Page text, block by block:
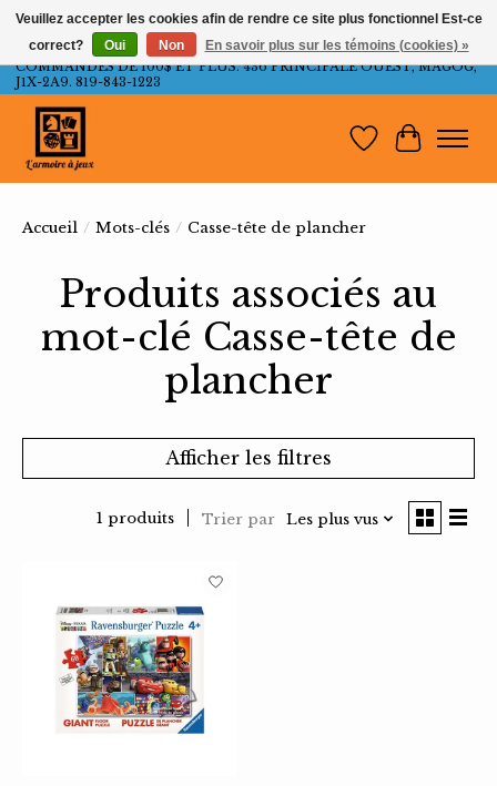
LIVRAISON GRATUITE AU QUÉBEC ET ONTARIO POUR LES
COMMANDES DE 100$ ET PLUS. 436 PRINCIPALE OUEST, MAGOG,
J1X-2A9. 819-843-1223
Liste dePanier
Accueil / Mots-clés / Casse-tête de plancher
Produits associés au
mot-clé Casse-tête de
plancher
Afficher les filtres
1 produits Trier par Les plus vus
Veuillez accepter les cookies afin de rendre ce site plus fonctionnel Est-ce
correct?
Oui Non En savoir plus sur les témoins (cookies) »